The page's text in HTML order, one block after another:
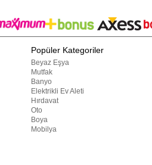
Popüler Kategoriler
Beyaz Eşya
Mutfak
Banyo
Elektrikli Ev Aleti
Hırdavat
Oto
Boya
Mobilya